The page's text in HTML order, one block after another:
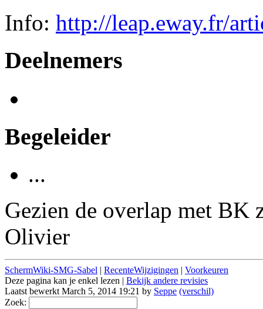
Info: http://leap.eway.fr/
Deelnemers
Begeleider
...
Gezien de overlap met BK
Olivier
SchermWiki-SMG-Sabel RecenteWijzigingen
Voorkeuren
Deze pagina kan je enkel lezen | Bekijk andere revisies
Laatst bewerkt March 5, 2014 19:21 by Seppe (verschil)
Zoek: